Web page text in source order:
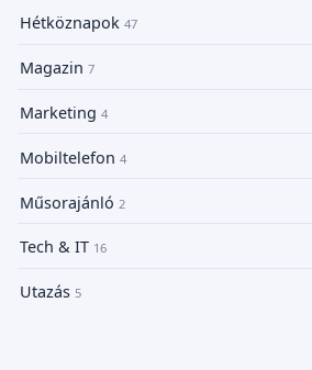
Hétköznapok 47
Magazin 7
Marketing 4
Mobiltelefon 4
Műsorajánló 2
Tech & IT 16
Utazás 5